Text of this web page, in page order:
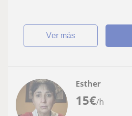
ver más
15€/h
Esther